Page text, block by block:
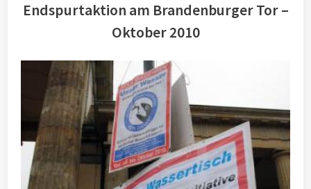
Endspurtaktion am Brandenburger Tor –
Oktober 2010